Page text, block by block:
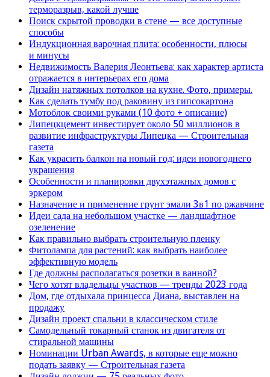
терморазрыв, какой лучше
Поиск скрытой проводки в стене — все доступные
способы
Индукционная варочная плита: особенности, плюсы
и минусы
Недвижимость Валерия Леонтьева: как характер артиста
отражается в интерьерах его дома
Дизайн натяжных потолков на кухне. Фото, примеры.
Как сделать тумбу под раковину из гипсокартона
Мотоблок своими руками (10 фото + описание)
Липецкцемент инвестирует около 50 миллионов в
развитие инфраструктуры Липецка — Строительная
газета
Как украсить балкон на новый год: идеи новогоднего
украшения
Особенности и планировки двухэтажных домов с
эркером
Назначение и применение грунт эмали 3в1 по ржавчине
Идеи сада на небольшом участке — ландшафтное
озеленение
Как правильно выбрать строительную пленку
Фитолампа для растений: как выбрать наиболее
эффективную модель
Где должны располагаться розетки в ванной?
Чего хотят владельцы участков — тренды 2023 года
Дом, где отдыхала принцесса Диана, выставлен на
продажу
Дизайн проект спальни в классическом стиле
Самодельный токарный станок из двигателя от
стиральной машины
Номинации Urban Awards, в которые еще можно
подать заявку — Строительная газета